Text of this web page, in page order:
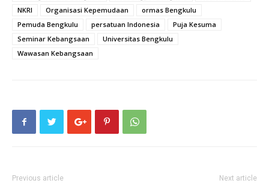
NKRI
Organisasi Kepemudaan
ormas Bengkulu
Pemuda Bengkulu
persatuan Indonesia
Puja Kesuma
Seminar Kebangsaan
Universitas Bengkulu
Wawasan Kebangsaan
Previous article Next article